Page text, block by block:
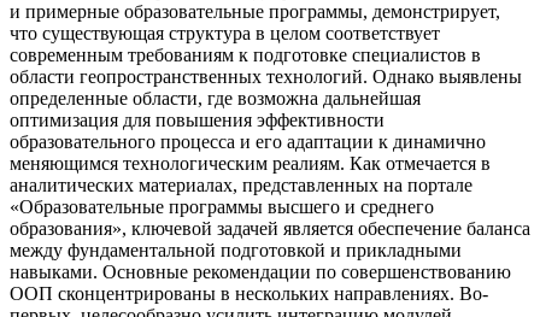
и примерные образовательные программы, демонстрирует,
что существующая структура в целом соответствует
современным требованиям к подготовке специалистов в
области геопространственных технологий. Однако выявлены
определенные области, где возможна дальнейшая
оптимизация для повышения эффективности
образовательного процесса и его адаптации к динамично
меняющимся технологическим реалиям. Как отмечается в
аналитических материалах, представленных на портале
«Образовательные программы высшего и среднего
образования», ключевой задачей является обеспечение баланса
между фундаментальной подготовкой и прикладными
навыками. Основные рекомендации по совершенствованию
ООП сконцентрированы в нескольких направлениях. Во-